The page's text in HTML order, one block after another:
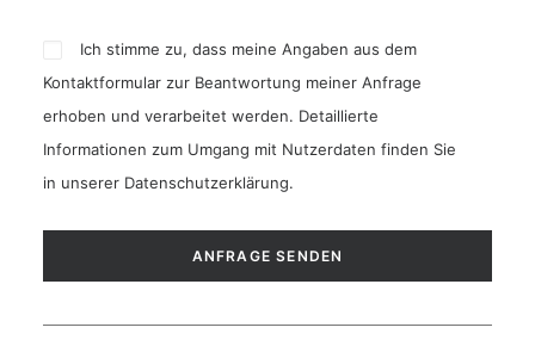
Ich stimme zu, dass meine Angaben aus dem
Kontaktformular zur Beantwortung meiner Anfrage
erhoben und verarbeitet werden. Detaillierte
Informationen zum Umgang mit Nutzerdaten finden Sie
in unserer Datenschutzerklärung.